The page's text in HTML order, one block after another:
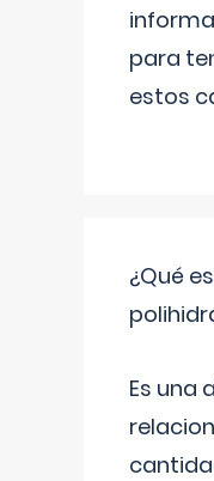
para
estos
¿Qué
Es una